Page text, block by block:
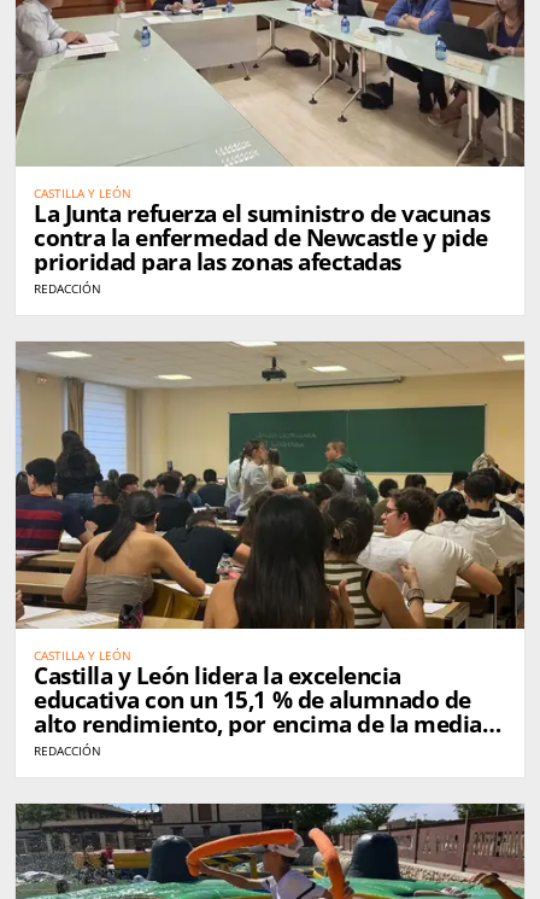
CASTILLA Y LEÓN
La Junta refuerza el suministro de vacunas
contra la enfermedad de Newcastle y pide
prioridad para las zonas afectadas
REDACCIÓN
CASTILLA Y LEÓN
Castilla y León lidera la excelencia
educativa con un 15,1 % de alumnado de
alto rendimiento, por encima de la media
nacional
REDACCIÓN